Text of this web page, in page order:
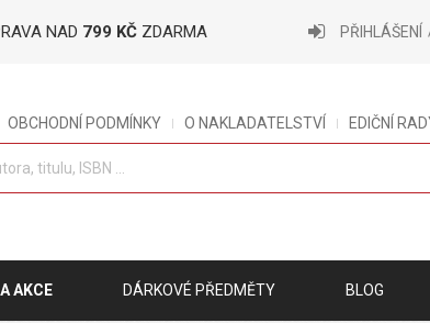
NAD 799 KČ ZDARMA PŘIHLÁŠENÍ
OBCHODNÍ PODMÍNKY O NAKLADATELSTVÍ EDIČNÍ
AKCE DÁRKOVÉ PŘEDMĚTY BLOG